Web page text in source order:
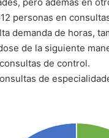
personas en
demanda de horas,
de la siguiente
de control.
de